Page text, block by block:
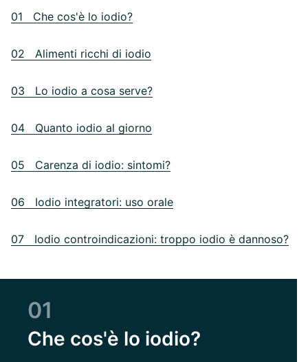
01 Che cos'è lo iodio?
02 Alimenti ricchi di iodio
03 Lo iodio a cosa serve?
04 Quanto iodio al giorno
05 Carenza di iodio: sintomi?
06 Iodio integratori: uso orale
07 Iodio controindicazioni: troppo iodio è dannoso?
01
Che cos'è lo iodio?